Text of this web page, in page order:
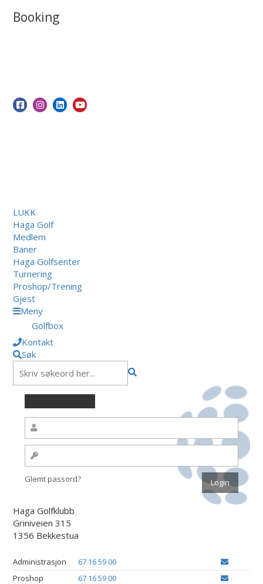
Booking
LUKK
Haga Golf
Medlem
Baner
Haga Golfsenter
Turnering
Proshop/Trening
Gjest
Meny
Golfbox
Kontakt
Søk
Glemt passord?
Haga Golfklubb
Griniveien 315
1356 Bekkestua
Administrasjon
67 16 59 00
Proshop
67 16 59 00